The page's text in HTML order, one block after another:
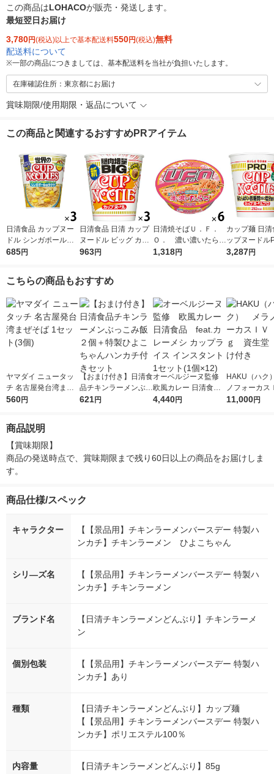
この商品はLOHACOが販売・発送します。
最短翌日お届け
3,780円(税込)以上で基本配送料550円(税込)無料
配送料について
※一部の商品につきましては、基本配送料を当社が負担いたします。
在庫確認住所：東京都にお届け
賞味期限/使用期限・返品について
この商品と関連するおすすめPRアイテム
日清食品 カップヌー
ドル シンガポール風
ラクサ [ココナッツミ
カップラーメン
685円
日清食品 日清 カップ
ヌードル ビッグ カッ
プ麺大盛 カップラー
963円
日清焼そばＵ．Ｆ．
Ｏ． 濃い濃いたらこ
6個 日清食品
1,318円
カップ麺 日
ップヌードル
ロ) 高たんぱ
3,287円
こちらの商品もおすすめ
ヤマダイ ニュータッ
チ 名古屋発台湾まぜ
そば 1セット(3個)
560円
【おまけ付き】日清食
品チキンラーメンぶっ
こみ飯２個＋特製ひよ
621円
オーベルジーヌ監修
欧風カレー 日清食
品 feat.カレーメシ
4,440円
HAKU（ハ
ノフォーカ
5ｇ 資生堂
11,000円
商品説明
【賞味期限】
商品の発送時点で、賞味期限まで残り60日以上の商品をお届けしま
す。
商品仕様/スペック
キャラクター
【【景品用】チキンラーメンバースデー 特製ハ
ンカチ】チキンラーメン ひよこちゃん
シリ―ズ名
【【景品用】チキンラーメンバースデー 特製ハ
ンカチ】チキンラーメン
ブランド名
【日清チキンラーメンどんぶり】チキンラーメ
ン
個別包装
【【景品用】チキンラーメンバースデー 特製ハ
ンカチ】あり
種類
【日清チキンラーメンどんぶり】カップ麺
【【景品用】チキンラーメンバースデー 特製ハ
ンカチ】ポリエステル100％
内容量 【日清チキンラーメンどんぶり】85g